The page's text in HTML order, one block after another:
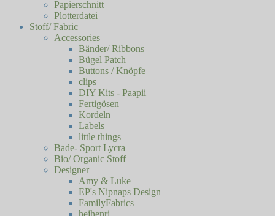
Papierschnitt
Plotterdatei
Stoff/ Fabric
Accessories
Bänder/ Ribbons
Bügel Patch
Buttons / Knöpfe
clips
DIY Kits - Paapii
Fertigösen
Kordeln
Labels
little things
Bade- Sport Lycra
Bio/ Organic Stoff
Designer
Amy & Luke
EP's Nipnaps Design
FamilyFabrics